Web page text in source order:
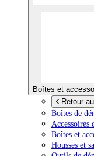
Boîtes et
Retour
Boîtes de
Accessoires
Boîtes et
Housses et